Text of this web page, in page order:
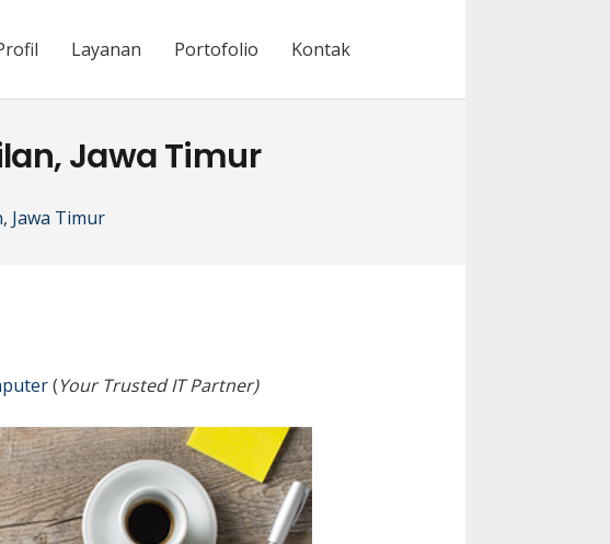
Layanan Portofolio Kontak
Jawa Timur
Jawa Timur
(Your Trusted IT Partner)